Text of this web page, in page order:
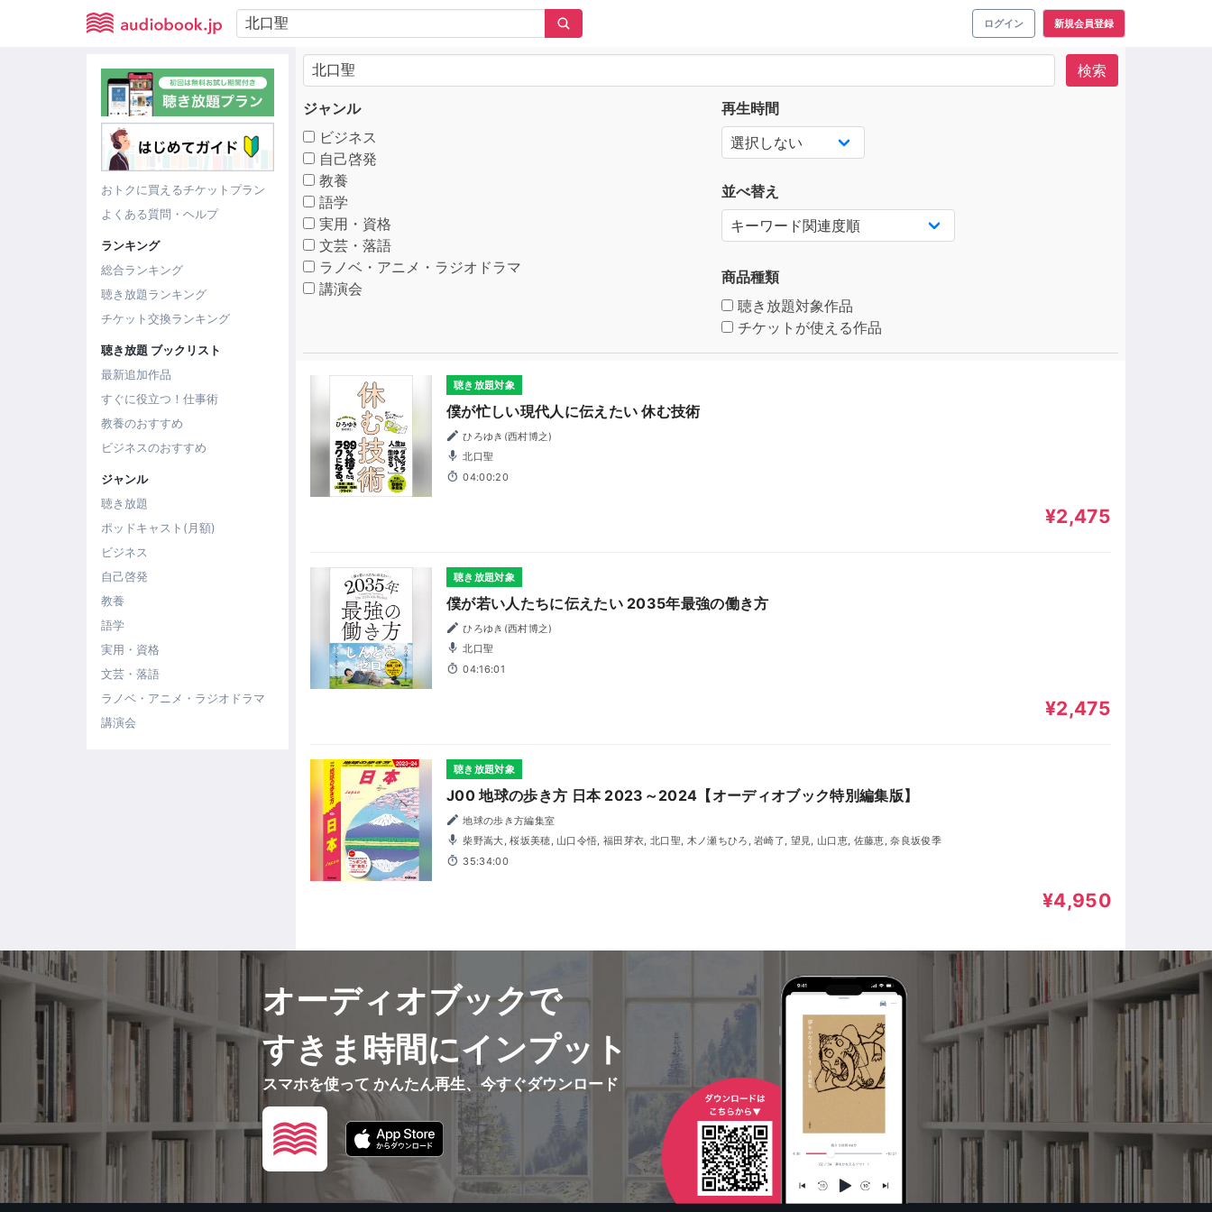
ログイン 新規会員登録
おトクに買えるチケットプラン
よくある質問・ヘルプ
ランキング
総合ランキング
聴き放題ランキング
チケット交換ランキング
聴き放題 ブックリスト
最新追加作品
すぐに役立つ！仕事術
教養のおすすめ
ビジネスのおすすめ
ジャンル
聴き放題
ポッドキャスト(月額)
ビジネス
自己啓発
教養
語学
実用・資格
文芸・落語
ラノベ・アニメ・ラジオドラマ
講演会
検索
ジャンル
ビジネス
自己啓発
教養
語学
実用・資格
文芸・落語
ラノベ・アニメ・ラジオドラマ
講演会
再生時間
並べ替え
商品種類
聴き放題対象作品
チケットが使える作品
聴き放題対象
僕が忙しい現代人に伝えたい 休む技術
ひろゆき(西村博之)
北口聖
04:00:20
¥2,475
聴き放題対象
僕が若い人たちに伝えたい 2035年最強の働き方
ひろゆき(西村博之)
北口聖
04:16:01
¥2,475
聴き放題対象
J00 地球の歩き方 日本 2023～2024【オーディオブック特別編集版】
地球の歩き方編集室
柴野嵩大, 桜坂美穂, 山口令悟, 福田芽衣, 北口聖, 木ノ瀬ちひろ, 岩崎了, 望見, 山口恵, 佐藤恵, 奈良坂俊季
35:34:00
¥4,950
オーディオブックで
すきま時間にインプット
スマホを使って かんたん再生、今すぐダウンロード